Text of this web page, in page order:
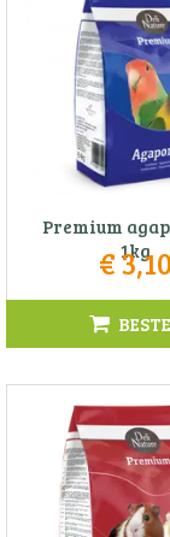
Premium
1kg
€3,10